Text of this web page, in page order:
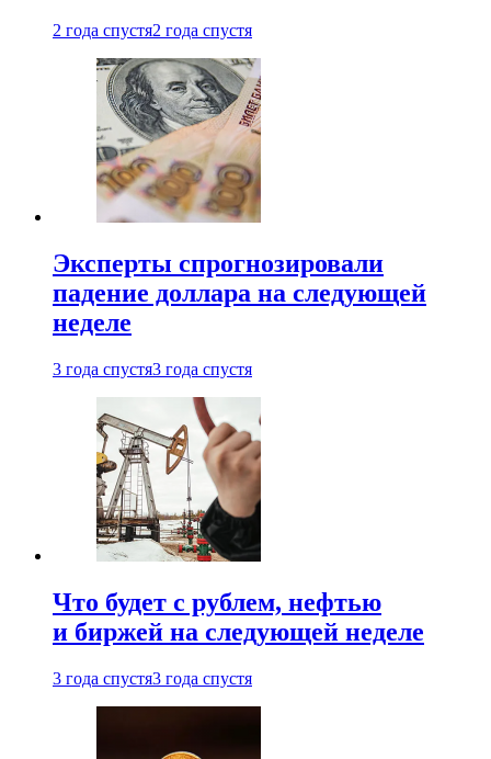
2 года спустя2 года спустя
Эксперты спрогнозировали
падение доллара на следующей
неделе
3 года спустя3 года спустя
Что будет с рублем, нефтью
и биржей на следующей неделе
3 года спустя3 года спустя